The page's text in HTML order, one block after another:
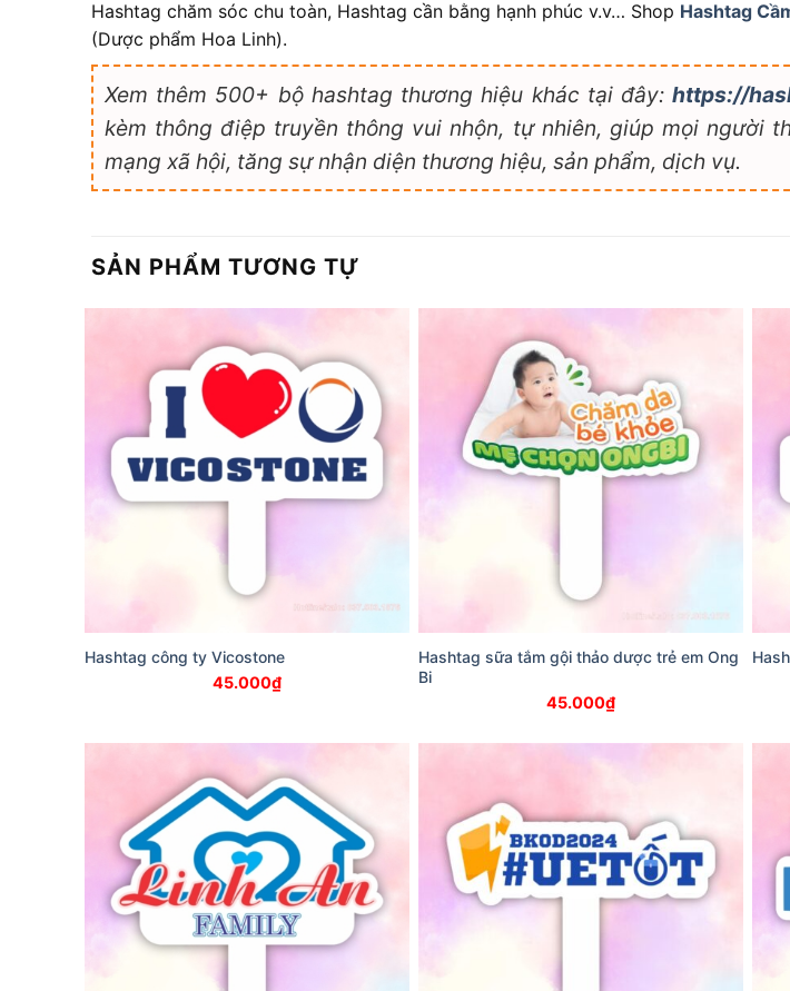
Hashtag chăm sóc chu toàn, Hashtag cần bằng hạnh phúc v.v… Shop Hashtag
(Dược phẩm Hoa Linh).
Xem thêm 500+ bộ hashtag thương hiệu khác tại đây:https://
kèm thông điệp truyền thông vui nhộn, tự nhiên, giúp mọi người
mạng xã hội, tăng sự nhận diện thương hiệu, sản phẩm, dịch vụ.
SẢN PHẨM TƯƠNG TỰ
Hashtag công ty Vicostone
45.000₫
Hashtag sữa tắm gội thảo dược trẻ em Ong
Bi
45.000₫